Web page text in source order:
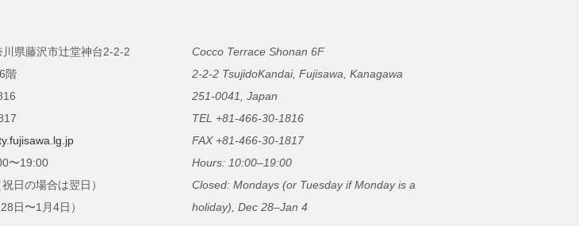
県藤沢市辻堂神台2-2-2
階
〜19:00
日の場合は翌日）
日〜1月4日）
Cocco Terrace Shonan 6F
2-2-2 TsujidoKandai, Fujisawa, Kanagawa
251-0041, Japan
TEL +81-466-30-1816
FAX +81-466-30-1817
Hours: 10:00–19:00
Closed: Mondays (or Tuesday if Monday is a
holiday), Dec 28–Jan 4